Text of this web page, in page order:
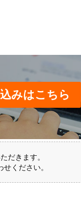
みはこちら
だきます。
ください。